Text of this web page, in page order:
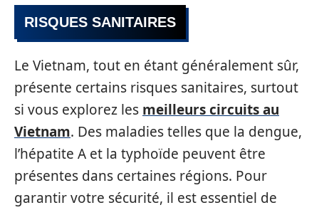
RISQUES SANITAIRES
Le Vietnam, tout en étant généralement sûr,
présente certains risques sanitaires, surtout
si vous explorez les meilleurs circuits au
Vietnam. Des maladies telles que la dengue,
l’hépatite A et la typhoïde peuvent être
présentes dans certaines régions. Pour
garantir votre sécurité, il est essentiel de